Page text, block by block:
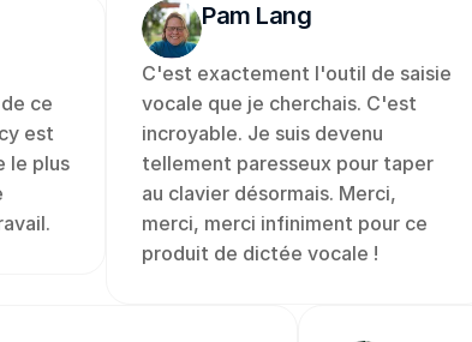
ce
est
le plus
Pam Lang
C'est exactement l'outil de saisie
vocale que je cherchais. C'est
incroyable. Je suis devenu
tellement paresseux pour taper
au clavier désormais. Merci,
merci, merci infiniment pour ce
produit de dictée vocale !